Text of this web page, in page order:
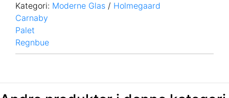
Kategori: Moderne Glas / Holmegaard
Carnaby
Palet
Regnbue